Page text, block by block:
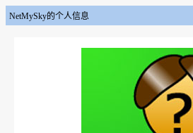
NetMySky的个人信息